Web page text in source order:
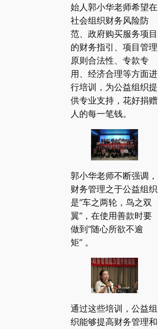
始人郭小华老师希望在
社会组织财务风险防
范、政府购买服务项目
的财务指引、项目管理
原则合法性、专款专
用、经济合理等方面进
行培训，为公益组织提
供专业支持，花好捐赠
人的每一笔钱。
郭小华老师不断强调，
财务管理之于公益组织
是“车之两轮，鸟之双
翼”，在使用善款时要
做到“随心所欲不逾
矩” 。
通过这些培训，公益组
织能够提高财务管理和